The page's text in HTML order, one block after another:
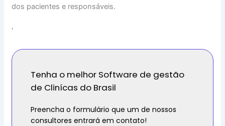
dos pacientes e responsáveis.
'
Tenha o melhor Software de gestão
de Clinícas do Brasil
Preencha o formulário que um de nossos
consultores entrará em contato!